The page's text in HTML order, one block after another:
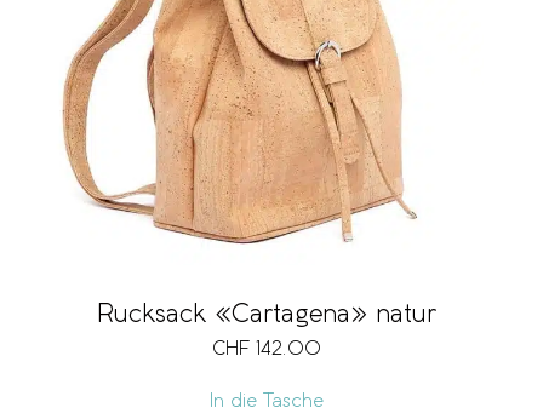
Rucksack «Cartagena» natur
CHF 142.00
In die Tasche